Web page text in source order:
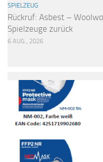
SPIELZEUG
Rückruf: Asbest –
Spielzeuge zurück
6 AUG., 2026